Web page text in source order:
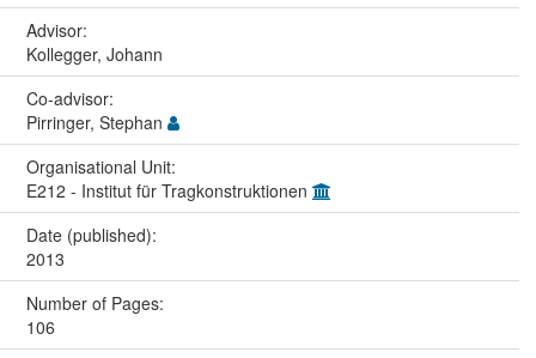
Advisor:
Kollegger, Johann
Co-advisor:
Pirringer, Stephan
Organisational Unit:
E212 - Institut für Tragkonstruktionen
Date (published):
2013
Number of Pages:
106